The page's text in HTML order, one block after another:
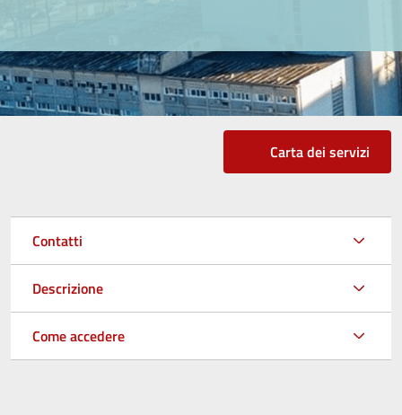
Carta dei servizi
Contatti
Descrizione
Come accedere